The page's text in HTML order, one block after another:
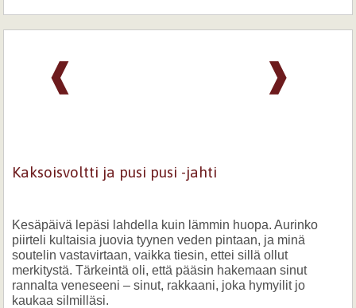
❱
❰
Kaksoisvoltti ja pusi pusi -jahti
Kesäpäivä lepäsi lahdella kuin lämmin huopa. Aurinko
piirteli kultaisia juovia tyynen veden pintaan, ja minä
soutelin vastavirtaan, vaikka tiesin, ettei sillä ollut
merkitystä. Tärkeintä oli, että pääsin hakemaan sinut
rannalta veneseeni – sinut, rakkaani, joka hymyilit jo
kaukaa silmilläsi.